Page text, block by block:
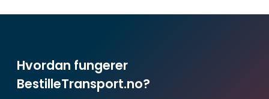
Hvordan fungerer
BestilleTransport.no?